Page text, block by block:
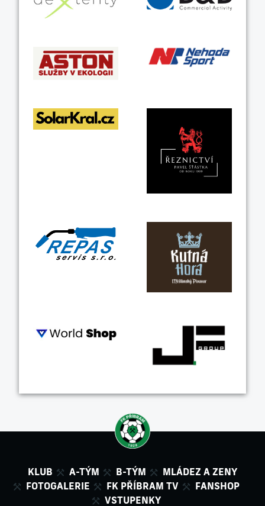
KLUB A-TÝM B-TÝM
MLÁDEZ A ZENY
FOTOGALERIE
FK PŘÍBRAM TV
FANSHOP
VSTUPENKY